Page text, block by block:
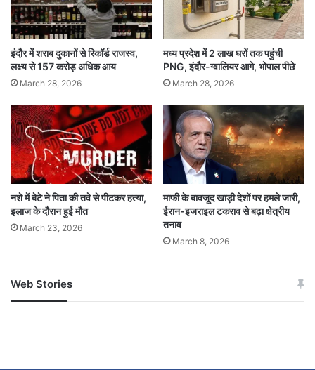
पूछताछ की जाएगी
इंदौर में शराब दुकानों से रिकॉर्ड राजस्व,
लक्ष्य से 157 करोड़ अधिक आय
March 28, 2026
मध्य प्रदेश में 2 लाख घरों तक पहुंची
PNG, इंदौर-ग्वालियर आगे, भोपाल पीछे
March 28, 2026
नशे में बेटे ने पिता की तवे से पीटकर हत्या,
इलाज के दौरान हुई मौत
March 23, 2026
माफी के बावजूद खाड़ी देशों पर हमले जारी,
ईरान-इजराइल टकराव से बढ़ा क्षेत्रीय
तनाव
March 8, 2026
Web Stories
जम्मू-कश्मीर में बारिश से
अपडेट
खाई में धक्का… आरोपियों ने